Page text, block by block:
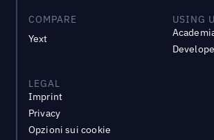
COMPARE
Yext
USING
LEGAL
Imprint
Privacy
Opzioni sui cookie